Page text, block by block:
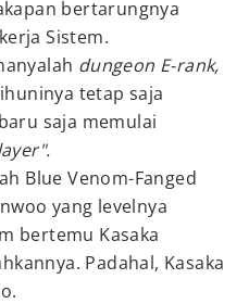
bertarungnya
Sistem.
dungeon E-rank,
tetap saja
saja memulai
Blue Venom-Fanged
yang levelnya
bertemu Kasaka
Padahal, Kasaka